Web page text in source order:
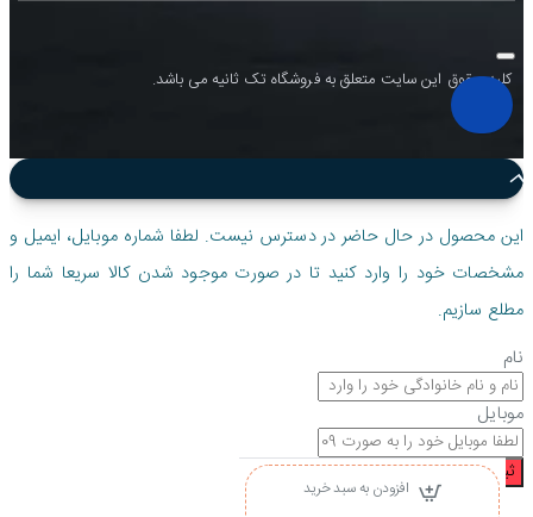
افزودن به سبد خرید
کلیه حقوق این سایت متعلق به فروشگاه تک ثانیه می باشد.
این محصول در حال حاضر در دسترس نیست. لطفا شماره موبایل، ایمیل و
مشخصات خود را وارد کنید تا در صورت موجود شدن کالا سریعا شما را
مطلع سازیم.
نام
موبایل
ثبت درخواست